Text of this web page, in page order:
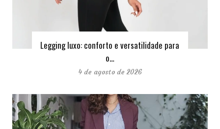
Legging luxo: conforto e versatilidade para
o…
4 de agosto de 2026